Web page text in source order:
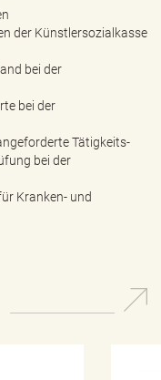
der Künstlersozialkasse
bei der
bei der
Tätigkeits-
bei der
Kranken- und